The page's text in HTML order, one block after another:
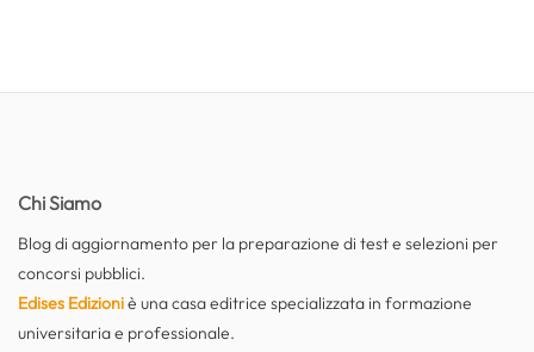
Chi Siamo
Blog di aggiornamento per la preparazione di test e selezioni per
concorsi pubblici.
Edises Edizioniè una casa editrice specializzata in formazione
universitaria e professionale.